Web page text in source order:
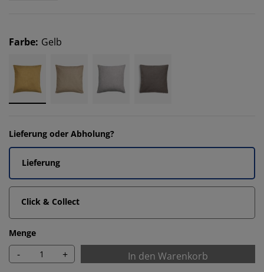
Farbe: Gelb
Lieferung oder Abholung?
Lieferung
Click & Collect
Menge
- + In den Warenkorb